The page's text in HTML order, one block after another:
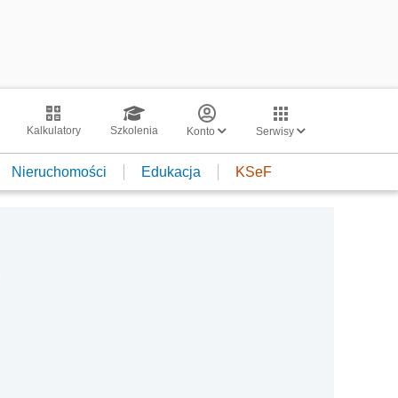
Kalkulatory Szkolenia Konto Serwisy
Nieruchomości Edukacja KSeF